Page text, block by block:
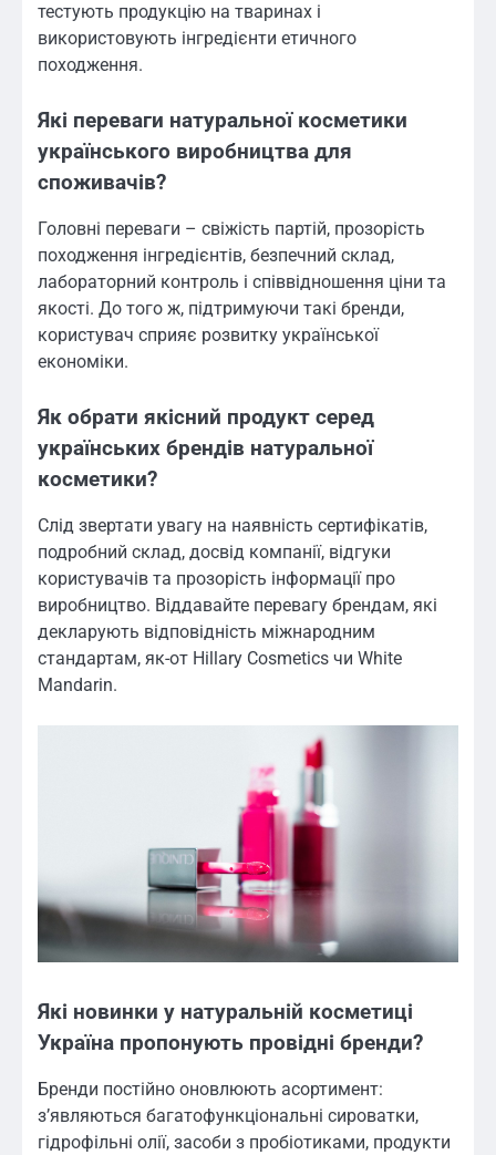
тестують продукцію на тваринах і
використовують інгредієнти етичного
походження.
Які переваги натуральної косметики
українського виробництва для
споживачів?
Головні переваги – свіжість партій, прозорість
походження інгредієнтів, безпечний склад,
лабораторний контроль і співвідношення ціни та
якості. До того ж, підтримуючи такі бренди,
користувач сприяє розвитку української
економіки.
Як обрати якісний продукт серед
українських брендів натуральної
косметики?
Слід звертати увагу на наявність сертифікатів,
подробний склад, досвід компанії, відгуки
користувачів та прозорість інформації про
виробництво. Віддавайте перевагу брендам, які
декларують відповідність міжнародним
стандартам, як-от Hillary Cosmetics чи White
Mandarin.
Які новинки у натуральній косметиці
Україна пропонують провідні бренди?
Бренди постійно оновлюють асортимент:
з’являються багатофункціональні сироватки,
гідрофільні олії, засоби з пробіотиками, продукти